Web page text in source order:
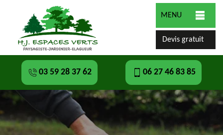
MENU
Devis gratuit
03 59 28 37 62 06 27 46 83 85